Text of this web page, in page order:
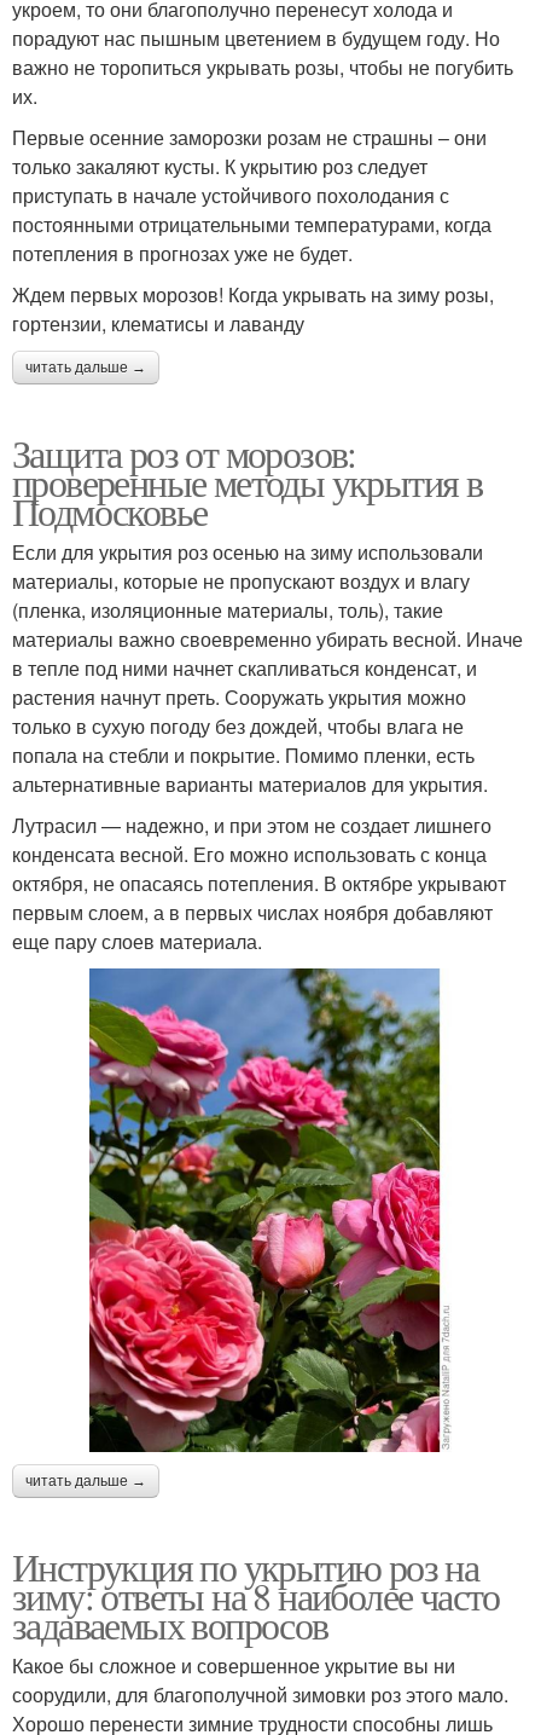
укроем, то они благополучно перенесут холода и
порадуют нас пышным цветением в будущем году. Но
важно не торопиться укрывать розы, чтобы не погубить
их.
Первые осенние заморозки розам не страшны – они
только закаляют кусты. К укрытию роз следует
приступать в начале устойчивого похолодания с
постоянными отрицательными температурами, когда
потепления в прогнозах уже не будет.
Ждем первых морозов! Когда укрывать на зиму розы,
гортензии, клематисы и лаванду
читать дальше →
Защита роз от морозов:
проверенные методы укрытия в
Подмосковье
Если для укрытия роз осенью на зиму использовали
материалы, которые не пропускают воздух и влагу
(пленка, изоляционные материалы, толь), такие
материалы важно своевременно убирать весной. Иначе
в тепле под ними начнет скапливаться конденсат, и
растения начнут преть. Сооружать укрытия можно
только в сухую погоду без дождей, чтобы влага не
попала на стебли и покрытие. Помимо пленки, есть
альтернативные варианты материалов для укрытия.
Лутрасил — надежно, и при этом не создает лишнего
конденсата весной. Его можно использовать с конца
октября, не опасаясь потепления. В октябре укрывают
первым слоем, а в первых числах ноября добавляют
еще пару слоев материала.
читать дальше →
Инструкция по укрытию роз на
зиму: ответы на 8 наиболее часто
задаваемых вопросов
Какое бы сложное и совершенное укрытие вы ни
соорудили, для благополучной зимовки роз этого мало.
Хорошо перенести зимние трудности способны лишь